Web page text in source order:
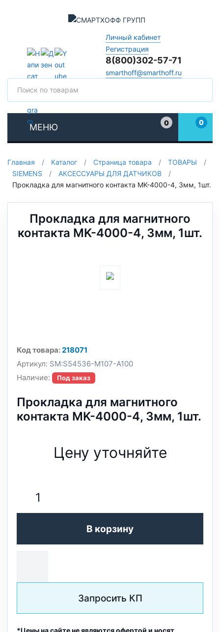
Личный кабинет
Регистрация
8(800)302-57-71
smarthoff@smarthoff.ru
МЕНЮ
0
0
Главная / Каталог / Страница товара / ТОВАРЫ
/
SIEMENS
/ АКСЕССУАРЫ ДЛЯ ДАТЧИКОВ
/
Прокладка для магнитного контакта MK-4000-4, 3мм, 1шт.
Прокладка для магнитного
контакта MK-4000-4, 3мм, 1шт.
Код товара:218071
Артикул: SM:S54536-M107-A100
Наличие:
Под заказ
Прокладка для магнитного
контакта MK-4000-4, 3мм, 1шт.
Цену уточняйте
В корзину
Запросить КП
*Цены на сайте не являются офертой и носят